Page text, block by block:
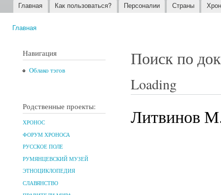
Главное меню
Главная Как пользоваться? Персоналии Страны
Главная
Навигация
Облако тэгов
Родственные проекты:
ХРОНОС
ФОРУМ ХРОНОСА
РУССКОЕ ПОЛЕ
РУМЯНЦЕВСКИЙ МУЗЕЙ
ЭТНОЦИКЛОПЕДИЯ
СЛАВЯНСТВО
Поиск по
Loading
Литвинов